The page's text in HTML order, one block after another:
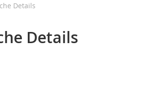
Details
Details